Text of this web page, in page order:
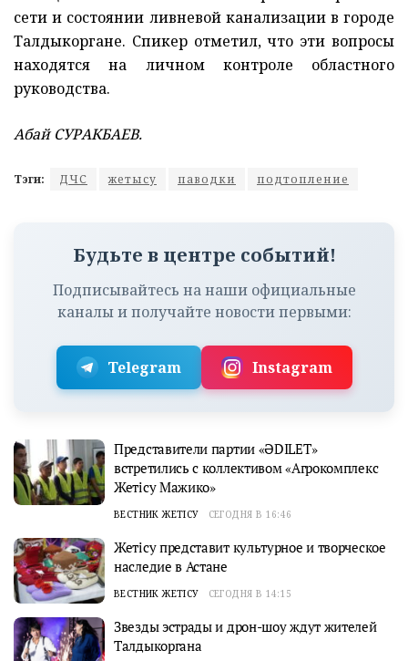
сети и состоянии ливневой канализации в городе
Талдыкоргане. Спикер отметил, что эти вопросы
находятся на личном контроле областного
руководства.
Абай СУРАКБАЕВ.
Тэги: ДЧС жетысу паводки подтопление
Будьте в центре событий!
Подписывайтесь на наши официальные
каналы и получайте новости первыми:
Telegram Instagram
Представители партии «ӘDILET»
встретились с коллективом «Агрокомплекс
Жетісу Мажико»
ВЕСТНИК ЖЕТІСУ СЕГОДНЯ В 16:46
Жетісу представит культурное и творческое
наследие в Астане
ВЕСТНИК ЖЕТІСУ СЕГОДНЯ В 14:15
Звезды эстрады и дрон-шоу ждут жителей
Талдыкоргана